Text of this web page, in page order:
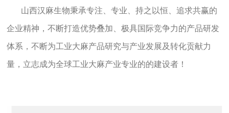
山西汉麻生物秉承专注、专业、持之以恒、追求共赢的
企业精神，不断打造优势叠加、极具国际竞争力的产品研发
体系，不断为工业大麻产品研究与产业发展及转化贡献力
量，立志成为全球工业大麻产业专业的的建设者！